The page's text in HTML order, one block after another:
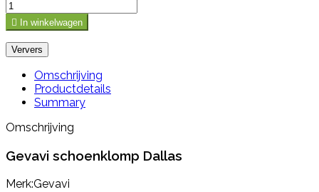
 In winkelwagen
Omschrijving
Productdetails
Summary
Omschrijving
Gevavi schoenklomp Dallas
Merk:Gevavi